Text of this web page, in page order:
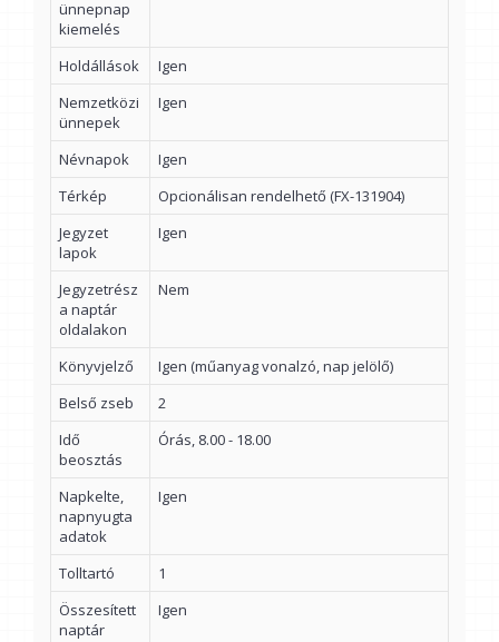
ünnepnap
kiemelés
Holdállások
Igen
Nemzetközi
ünnepek
Igen
Névnapok
Igen
Térkép
Opcionálisan rendelhető (FX-131904)
Jegyzet
lapok
Igen
Jegyzetrész
a naptár
oldalakon
Nem
Könyvjelző
Igen (műanyag vonalzó, nap jelölő)
Belső zseb
2
Idő
beosztás
Órás, 8.00 - 18.00
Napkelte,
napnyugta
adatok
Igen
Tolltartó
1
Összesített
naptár
Igen